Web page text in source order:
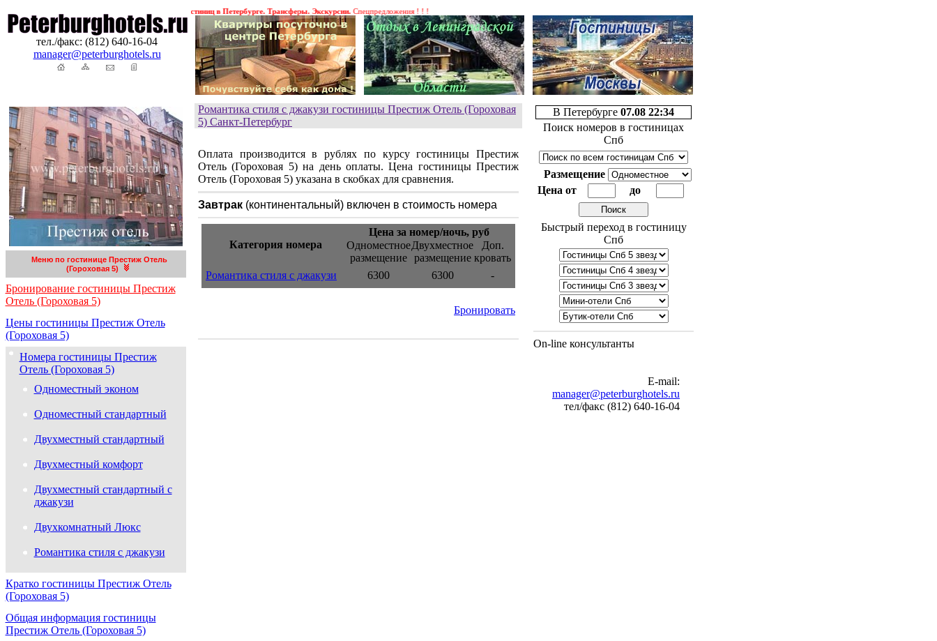
тел./факс: (812) 640-16-04
manager@peterburghotels.ru
Гостиницы Санкт-Петербурга. Бронирование гостиниц в Петербурге. Трансферы. Экскурсии.Спецпредложения ! ! !
Меню по гостинице Престиж Отель
(Гороховая 5)
Бронирование гостиницы Престиж
Отель (Гороховая 5)
Цены гостиницы Престиж Отель
(Гороховая 5)
Номера гостиницы Престиж
Отель (Гороховая 5)
Одноместный эконом
Одноместный стандартный
Двухместный стандартный
Двухместный комфорт
Двухместный стандартный с
джакузи
Двухкомнатный Люкс
Романтика стиля с джакузи
Кратко гостиницы Престиж Отель
(Гороховая 5)
Общая информация гостиницы
Престиж Отель (Гороховая 5)
Романтика стиля с джакузи гостиницы Престиж Отель (Гороховая
5) Санкт-Петербург
Оплата производится в рублях по курсу гостиницы Престиж
Отель (Гороховая 5) на день оплаты. Цена гостиницы Престиж
Отель (Гороховая 5) указана в скобках для сравнения.
Завтрак (континентальный) включен в стоимость номера
Категория номера
Цена за номер/ночь, руб
Одноместное
размещение
Двухместное
размещение
Доп.
кровать
Романтика стиля с джакузи
6300 6300 -
Бронировать
В Петербурге 07.08 22:34
Поиск номеров в гостиницах
Спб
Размещение
Цена от
до
Быстрый переход в гостиницу
Спб
On-line консультанты
E-mail:
manager@peterburghotels.ru
тел/факс (812) 640-16-04